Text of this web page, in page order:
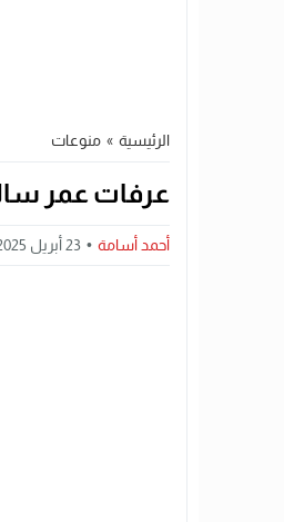
الرئيسية » منوعات
عرفات عمر
أحمد أسامة 23 أبريل 2025